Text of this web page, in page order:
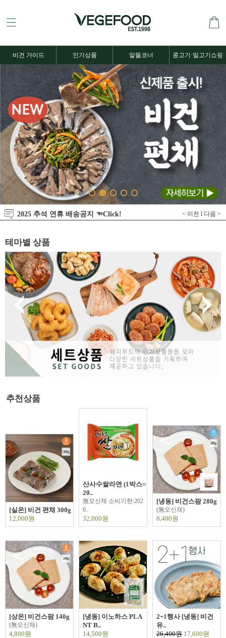
비건 가이드 인기상품 알뜰코너 콩고기·밀고기쇼핑
2025 추석 연휴 배송공지 ☜Click! < 이전 l 다음 >
테마별 상품
추천상품
[실온] 비건 편채 300g
12,000원
산사수쌀라면 (1박스=
20..
無오신채 소비기한:202
6..
32,000원
[냉동] 비건스팜 280g
(無오신채)
8,400원
[상온] 비건스팜 140g
(無오신채)
4,800원
[냉동] 이노하스 PLA
NT B..
14,500원
2+1행사 [냉동] 비건
유..
26,400원17,600원